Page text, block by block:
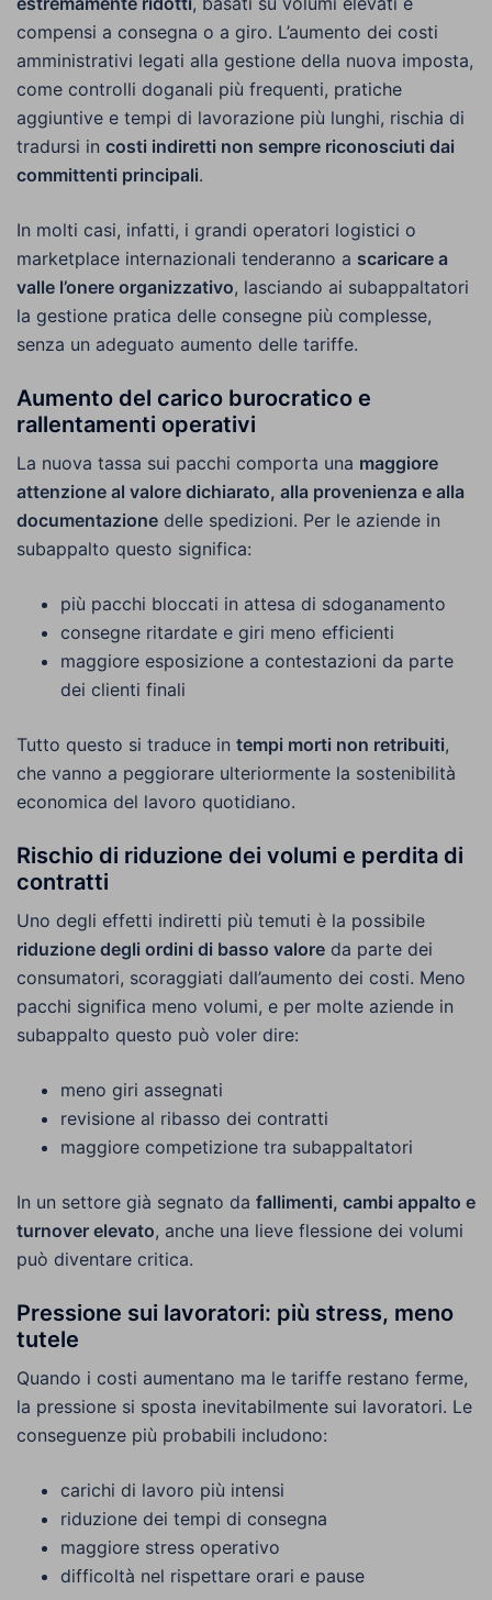
compensi a consegna o a giro. L’aumento dei costi
amministrativi legati alla gestione della nuova imposta,
come controlli doganali più frequenti, pratiche
aggiuntive e tempi di lavorazione più lunghi, rischia di
tradursi in costi indiretti non sempre riconosciuti dai
committenti principali.
In molti casi, infatti, i grandi operatori logistici o
marketplace internazionali tenderanno a scaricare a
valle l’onere organizzativo, lasciando ai subappaltatori
la gestione pratica delle consegne più complesse,
senza un adeguato aumento delle tariffe.
Aumento del carico burocratico e
rallentamenti operativi
La nuova tassa sui pacchi comporta una maggiore
attenzione al valore dichiarato, alla provenienza e alla
documentazione delle spedizioni. Per le aziende in
subappalto questo significa:
più pacchi bloccati in attesa di sdoganamento
consegne ritardate e giri meno efficienti
maggiore esposizione a contestazioni da parte
dei clienti finali
Tutto questo si traduce in tempi morti non retribuiti,
che vanno a peggiorare ulteriormente la sostenibilità
economica del lavoro quotidiano.
Rischio di riduzione dei volumi e perdita di
contratti
Uno degli effetti indiretti più temuti è la possibile
riduzione degli ordini di basso valore da parte dei
consumatori, scoraggiati dall’aumento dei costi. Meno
pacchi significa meno volumi, e per molte aziende in
subappalto questo può voler dire:
meno giri assegnati
revisione al ribasso dei contratti
maggiore competizione tra subappaltatori
In un settore già segnato da fallimenti, cambi appalto e
turnover elevato, anche una lieve flessione dei volumi
può diventare critica.
Pressione sui lavoratori: più stress, meno
tutele
Quando i costi aumentano ma le tariffe restano ferme,
la pressione si sposta inevitabilmente sui lavoratori. Le
conseguenze più probabili includono:
carichi di lavoro più intensi
riduzione dei tempi di consegna
maggiore stress operativo
difficoltà nel rispettare orari e pause